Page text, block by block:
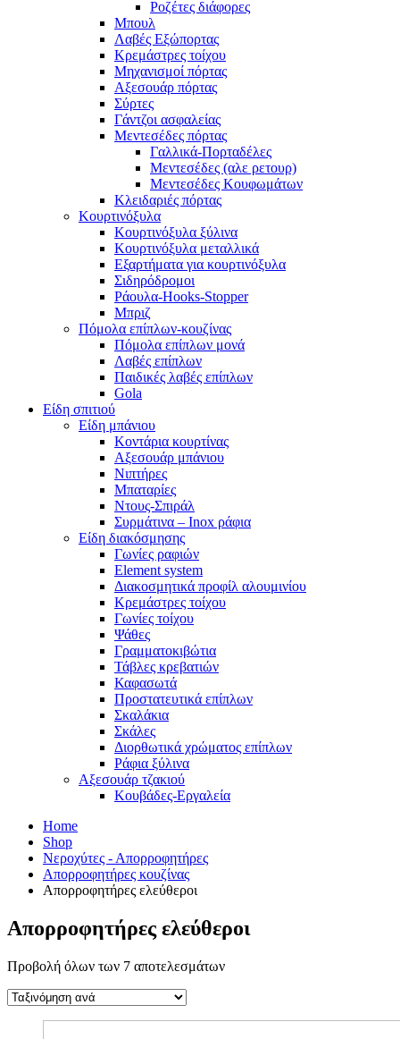
Ροζέτες διάφορες
Μπουλ
Λαβές Εξώπορτας
Κρεμάστρες τοίχου
Μηχανισμοί πόρτας
Αξεσουάρ πόρτας
Σύρτες
Γάντζοι ασφαλείας
Μεντεσέδες πόρτας
Γαλλικά-Πορταδέλες
Μεντεσέδες (αλε ρετουρ)
Μεντεσέδες Κουφωμάτων
Κλειδαριές πόρτας
Κουρτινόξυλα
Κουρτινόξυλα ξύλινα
Κουρτινόξυλα μεταλλικά
Εξαρτήματα για κουρτινόξυλα
Σιδηρόδρομοι
Ράουλα-Hooks-Stopper
Μπριζ
Πόμολα επίπλων-κουζίνας
Πόμολα επίπλων μονά
Λαβές επίπλων
Παιδικές λαβές επίπλων
Gola
Είδη σπιτιού
Είδη μπάνιου
Κοντάρια κουρτίνας
Αξεσουάρ μπάνιου
Νιπτήρες
Μπαταρίες
Ντους-Σπιράλ
Συρμάτινα – Inox ράφια
Είδη διακόσμησης
Γωνίες ραφιών
Element system
Διακοσμητικά προφίλ αλουμινίου
Κρεμάστρες τοίχου
Γωνίες τοίχου
Ψάθες
Γραμματοκιβώτια
Τάβλες κρεβατιών
Καφασωτά
Προστατευτικά επίπλων
Σκαλάκια
Σκάλες
Διορθωτικά χρώματος επίπλων
Ράφια ξύλινα
Αξεσουάρ τζακιού
Κουβάδες-Εργαλεία
Home
Shop
Νεροχύτες - Απορροφητήρες
Απορροφητήρες κουζίνας
Απορροφητήρες ελεύθεροι
Απορροφητήρες ελεύθεροι
Προβολή όλων των 7 αποτελεσμάτων